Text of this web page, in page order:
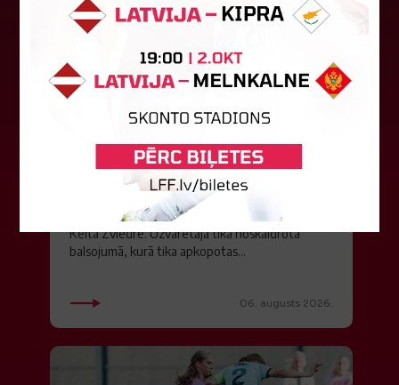
Jūlijā par labāko "LuckyBet" SFL
atzīta Keita Zviedre
Par "LuckyBet" Sieviešu futbola līgas jūnija
labāko spēlētāju atzīta FS "Metta" spēlētāja
Keita Zviedre. Uzvarētāja tika noskaidrota
balsojumā, kurā tika apkopotas...
06. augusts 2026.